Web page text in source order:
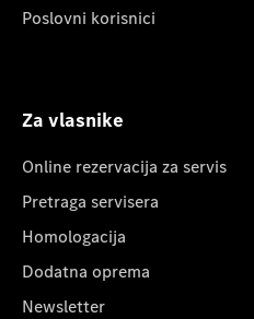
Poslovni korisnici
Za vlasnike
Online rezervacija za servis
Pretraga servisera
Homologacija
Dodatna oprema
Newsletter